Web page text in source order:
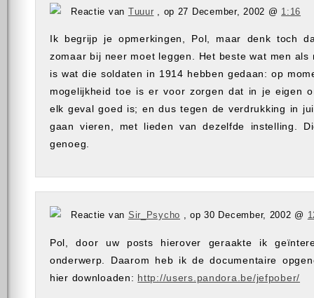
Reactie van Tuuur , op 27 December, 2002 @ 1:16
Ik begrijp je opmerkingen, Pol, maar denk toch
zomaar bij neer moet leggen. Het beste wat men als
is wat die soldaten in 1914 hebben gedaan: op
mogelijkheid toe is er voor zorgen dat in je eigen
elk geval goed is; en dus tegen de verdrukking in
gaan vieren, met lieden van dezelfde instelling.
genoeg.
Reactie van Sir_Psycho , op 30 December, 2002 @
Pol, door uw posts hierover geraakte ik
onderwerp. Daarom heb ik de documentaire
hier downloaden: http://users.pandora.be/jefpober/